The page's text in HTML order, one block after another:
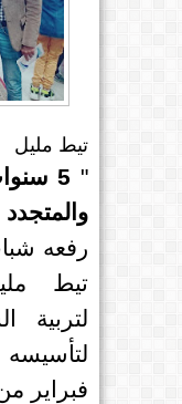
تيط مليل
"
5
والمتجدد
رفعه
تيط
لتربية
فبراير